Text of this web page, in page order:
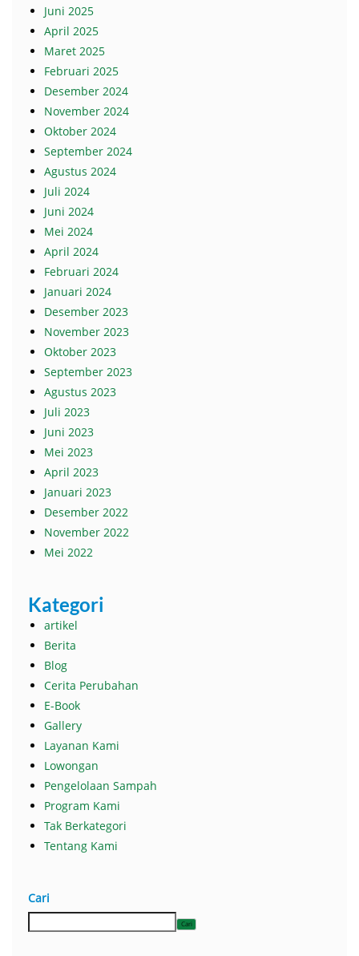
Juni 2025
April 2025
Maret 2025
Februari 2025
Desember 2024
November 2024
Oktober 2024
September 2024
Agustus 2024
Juli 2024
Juni 2024
Mei 2024
April 2024
Februari 2024
Januari 2024
Desember 2023
November 2023
Oktober 2023
September 2023
Agustus 2023
Juli 2023
Juni 2023
Mei 2023
April 2023
Januari 2023
Desember 2022
November 2022
Mei 2022
Kategori
artikel
Berita
Blog
Cerita Perubahan
E-Book
Gallery
Layanan Kami
Lowongan
Pengelolaan Sampah
Program Kami
Tak Berkategori
Tentang Kami
Cari
Cari